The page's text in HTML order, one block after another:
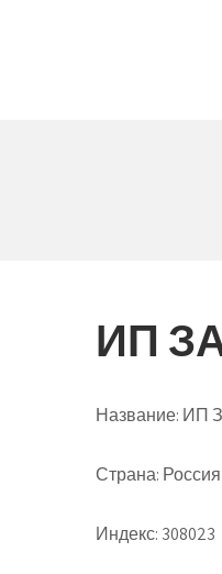
ИП
Название: ИП
Страна:
Индекс: 308023